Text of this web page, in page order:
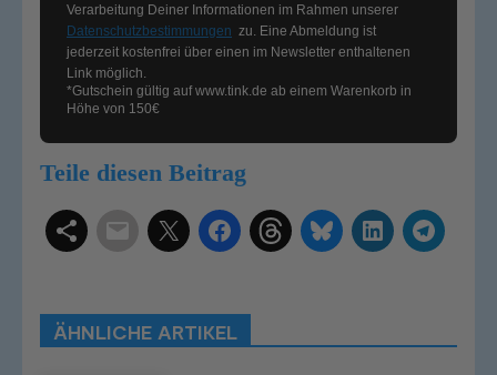
Verarbeitung Deiner Informationen im Rahmen unserer
Datenschutzbestimmungen zu. Eine Abmeldung ist
jederzeit kostenfrei über einen im Newsletter enthaltenen
Link möglich.
*Gutschein gültig aufwww.tink.de ab einem Warenkorb in
Höhe von 150€
Teile diesen Beitrag
ÄHNLICHE ARTIKEL